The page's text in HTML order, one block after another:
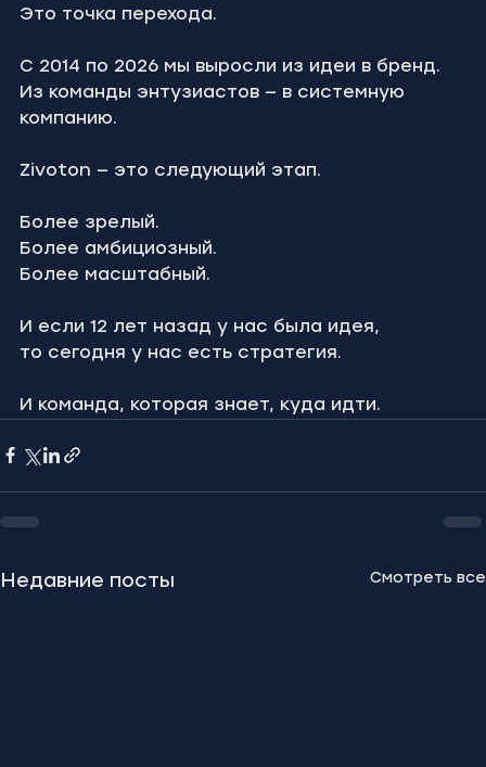
Это точка перехода.
С 2014 по 2026 мы выросли из идеи в бренд.
Из команды энтузиастов — в системную
компанию.
Zivoton — это следующий этап.
Более зрелый.
Более амбициозный.
Более масштабный.
И если 12 лет назад у нас была идея,
то сегодня у нас есть стратегия.
И команда, которая знает, куда идти.
Недавние посты Смотреть все